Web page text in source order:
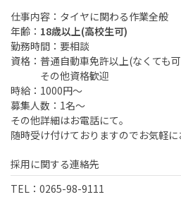
仕事内容：タイヤに関わる作業全般
年齢： 18歳以上(高校生可)
勤務時間：要相談
資格：普通自動車免許以上(なくても
その他資格歓迎
時給：1000円～
募集人数：1名～
その他詳細はお電話にて。
随時受け付けておりますのでお気軽に
採用に関する連絡先
TEL：0265-98-9111